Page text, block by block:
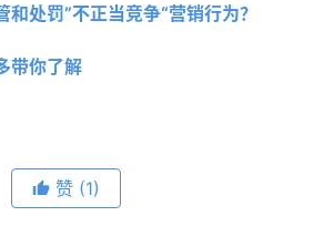
处罚”不正当竞争“营销行为？
带你了解
赞 (1)